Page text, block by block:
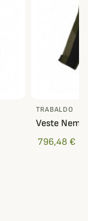
TRABALDO
Veste
796,48 €